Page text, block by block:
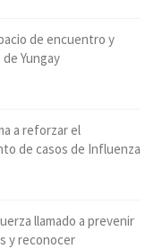
de encuentro y
Yungay
a reforzar el
de casos de Influenza
llamado a prevenir
y reconocer